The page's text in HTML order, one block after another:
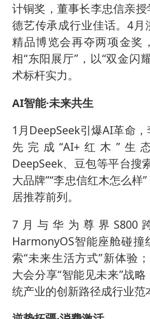
计铜奖，董事长李忠信亲授
德艺传承成行业佳话。4月
精品博览会再夺两项金奖
相“东阳展厅”，以“双金闪
术标杆实力。
AI智能·未来共生
1月DeepSeek引爆AI革命
先完成“AI+红木”生
DeepSeek、豆包等平台搜
大品牌”“李忠信红木怎么样
居推荐前列。
7月与华为尊界S800
HarmonyOS智能座舱碰撞
索“未来生活方式”新体验
大会分享“智能见未来”战
统产业的创新路径成行业范